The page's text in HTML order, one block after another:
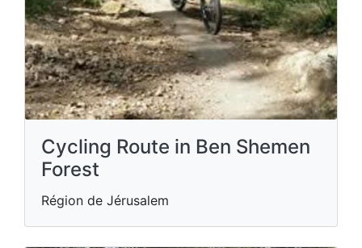
Cycling Route in Ben Shemen
Forest
Région de Jérusalem